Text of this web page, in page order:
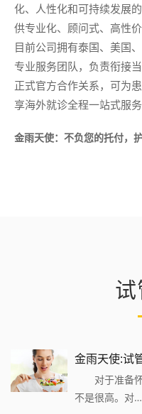
化、人性化和可持续发展
供专业化、顾问式、高性
目前公司拥有泰国、美国
专业服务团队，负责衔接
正式官方合作关系，可为
享海外就诊全程一站式服务
金雨天使：不负您的托付，
金雨天使:试
对于准备怀
不是很高。对…